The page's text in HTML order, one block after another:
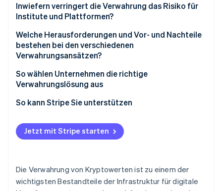
Verwahrung durch Dritte: Kontrollierter Zugriff mit
festgelegten Prozessen
Modelle mit geteilter Kontrolle: Aufteilung von
Schlüsseln und Entscheidungsbefugnissen
Cold, Warm und Hot Storage zur Steuerung der
Exposition
Hardware-Sicherheitsmodule zur Isolierung von
Schlüsselmaterial
Multisignatur-Wallets zur Verteilung der
Transaktionsgenehmigung
Mehrparteienberechnung für die gemeinsame
Signatur ohne Zusammenführung eines Schlüssels
Steuerelemente für mehr Stabilität
Inwiefern verringert die Verwahrung das Risiko für
Institute und Plattformen?
Schutz vor Schlüsselverlust
Blockieren unbefugter Transaktionen
Gewährleistung der Kontinuität
Erfüllung regulatorischer Anforderungen
Welche Herausforderungen und Vor- und Nachteile
bestehen bei den verschiedenen
Verwahrungsansätzen?
Sicherheit und Zugang
Interner Aufwand
Kontrolle versus Abhängigkeit
Regulatorische Erwartungen
So wählen Unternehmen die richtige
Verwahrungslösung aus
Beginnen Sie mit dem Anwendungsfall
Entscheiden Sie, wo die Kontrolle liegen soll
Bewerten Sie die Architektur
So kann Stripe Sie unterstützen
Jetzt mit Stripe starten
Die Verwahrung von Kryptowerten ist zu einem der
wichtigsten Bestandteile der Infrastruktur für digitale